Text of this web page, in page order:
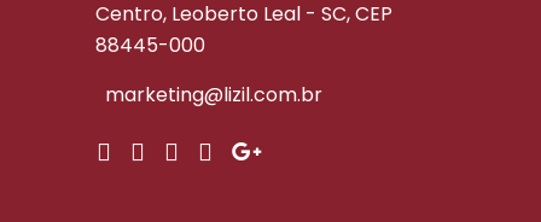
Centro, Leoberto Leal - SC, CEP
88445-000
marketing@lizil.com.br